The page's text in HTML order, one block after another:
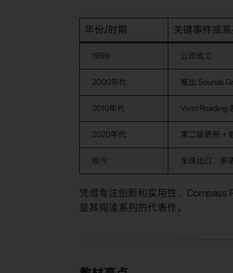
年份/时期 关键事件或
1999 公司成立
2000年代 推出 Sounds
2010年代 Vivid Reading
2020年代 第二版更新 +
现今 全球出口，多
凭借专注创新和实用性，Compass
是其阅读系列的代表作。